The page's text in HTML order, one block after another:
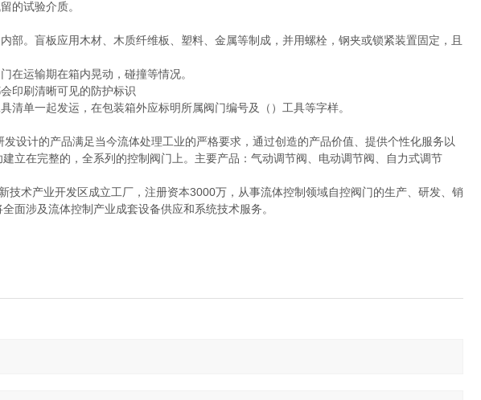
的试验介质。
部。盲板应用木材、木质纤维板、塑料、金属等制成，并用螺栓，钢夹或锁紧装置固定，且
在运输期在箱内晃动，碰撞等情况。
印刷清晰可见的防护标识
清单一起发运，在包装箱外应标明所属阀门编号及（）工具等字样。
设计的产品满足当今流体处理工业的严格要求，通过创造的产品价值、提供个性化服务以
立在完整的，全系列的控制阀门上。主要产品：气动调节阀、电动调节阀、自力式调节
术产业开发区成立工厂，注册资本3000万，从事流体控制领域自控阀门的生产、研发、销
面涉及流体控制产业成套设备供应和系统技术服务。